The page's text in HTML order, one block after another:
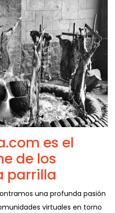
es el
de los
parrilla
una profunda pasión
virtuales en torno